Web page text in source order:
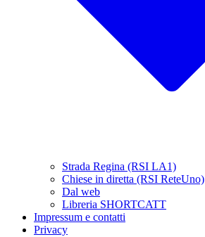
Strada Regina (RSI LA1)
Chiese in diretta (RSI ReteUno)
Dal web
Libreria SHORTCATT
Impressum e contatti
Privacy